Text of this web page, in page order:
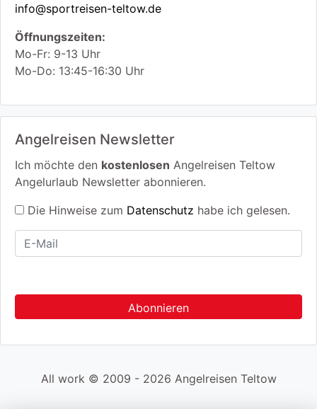
info@sportreisen-teltow.de
Öffnungszeiten:
Mo-Fr: 9-13 Uhr
Mo-Do: 13:45-16:30 Uhr
Angelreisen Newsletter
Ich möchte den kostenlosen Angelreisen Teltow
Angelurlaub Newsletter abonnieren.
Die Hinweise zum Datenschutz habe ich gelesen.
All work © 2009 - 2026 Angelreisen Teltow